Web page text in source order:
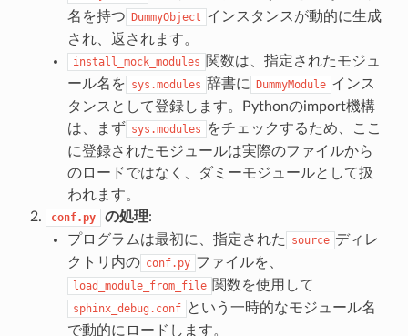
名を持つ DummyObject インスタンスが動的に生成
され、返されます。
install_mock_modules 関数は、指定されたモジュ
ール名を sys.modules 辞書に DummyModule インス
タンスとして登録します。Pythonのimport機構
は、まず sys.modules
をチェックするため、ここ
に登録されたモジュールは実際のファイルから
のロードではなく、ダミーモジュールとして扱
われます。
conf.py の処理:
プログラムは最初に、指定された
source ディレ
クトリ内の conf.py ファイルを、
load_module_from_file 関数を使用して
sphinx_debug.conf という一時的なモジュール名
で動的にロードします。